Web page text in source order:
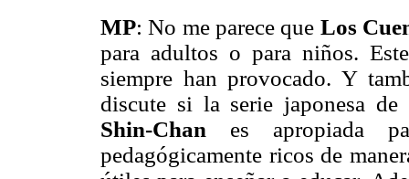
MP: No me parece que Los
para adultos o para niños.
siempre han provocado. Y
discute si la serie japonesa
Shin-Chan es apropiada
pedagógicamente ricos de